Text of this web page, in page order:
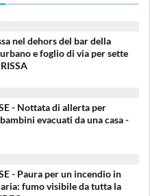
nel dehors del bar della
e foglio di via per sette
- Nottata di allerta per
evacuati da una casa -
- Paura per un incendio in
fumo visibile da tutta la